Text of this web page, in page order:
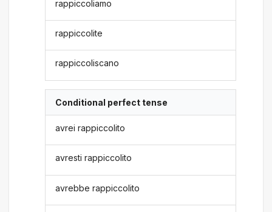
rappiccoliamo
rappiccolite
rappiccoliscano
Conditional perfect tense
avrei rappiccolito
avresti rappiccolito
avrebbe rappiccolito